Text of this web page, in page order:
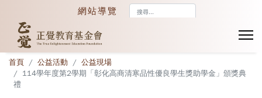
網站導覽
首頁 公益活動
公益現場
114學年度第2學期「彰化高商清寒品性優良學生獎助學金」頒獎典
禮